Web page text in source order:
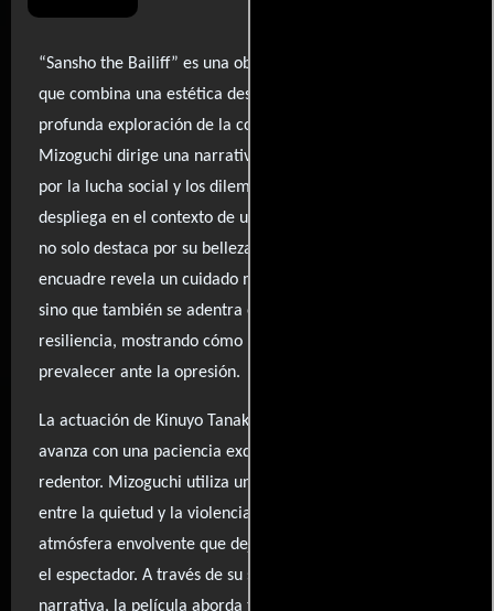
“Sansho the Bailiff” es una obra maestra del cine japonés
que combina una estética deslumbrante con una
profunda exploración de la condición humana. Kenji
Mizoguchi dirige una narrativa conmovedora, marcada
por la lucha social y los dilemas morales, que se
despliega en el contexto de un Japón feudal. La película
no solo destaca por su belleza visual, donde cada
encuadre revela un cuidado meticuloso por los detalles,
sino que también se adentra en la tragedia y la
resiliencia, mostrando cómo la compasión puede
prevalecer ante la opresión.
La actuación de Kinuyo Tanaka brilla, mientras la historia
avanza con una paciencia exquisita hacia un clímax
redentor. Mizoguchi utiliza un estilo fluido que alterna
entre la quietud y la violencia emocional, creando una
atmósfera envolvente que deja una huella perdurable en
el espectador. A través de su simplista pero poderosa
narrativa, la película aborda temas universales de